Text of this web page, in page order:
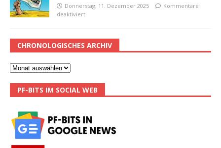
Donnerstag, 11. Dezember 2025
Kommentare
deaktiviert
CHRONOLOGISCHES ARCHIV
PF-BITS IM SOCIAL WEB